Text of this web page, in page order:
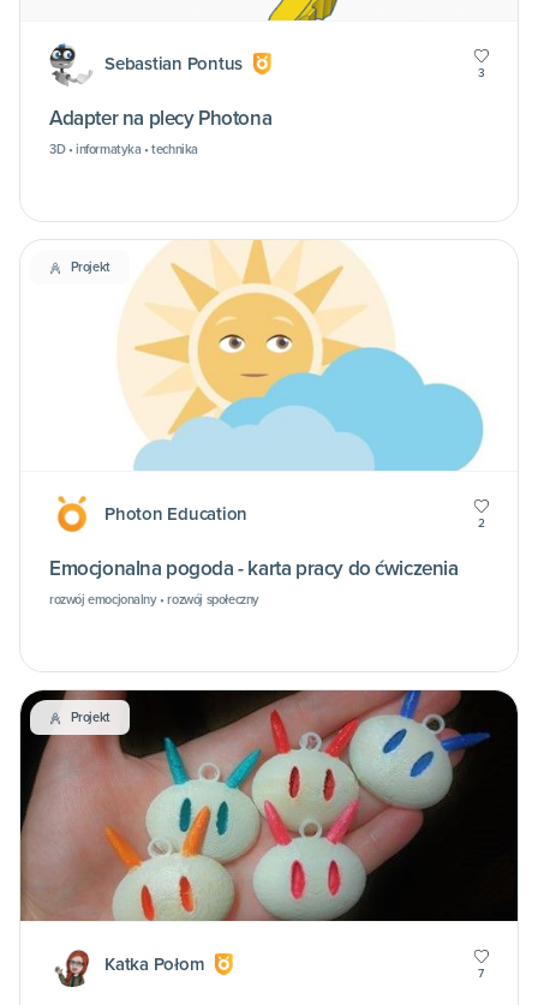
Sebastian Pontus 3
Adapter na plecy Photona
3D • informatyka • technika
Projekt
Photon Education 2
Emocjonalna pogoda - karta pracy do ćwiczenia
rozwój emocjonalny • rozwój społeczny
Projekt
Katka Połom 7